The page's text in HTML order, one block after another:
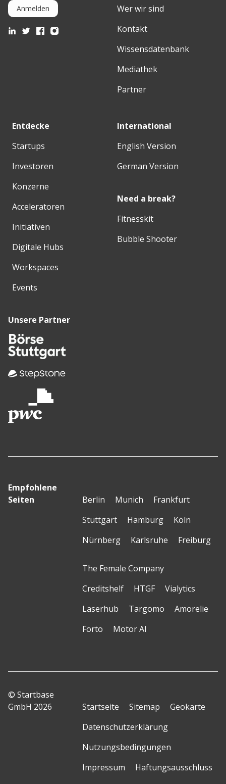
Anmelden
Wer wir sind
Kontakt
Wissensdatenbank
Mediathek
Partner
Entdecke
Startups
Investoren
Konzerne
Acceleratoren
Initiativen
Digitale Hubs
Workspaces
Events
International
English Version
German Version
Need a break?
Fitnesskit
Bubble Shooter
Unsere Partner
Empfohlene
Seiten
Berlin Munich
Frankfurt
Stuttgart
Hamburg
Köln
Nürnberg
Karlsruhe Freiburg
The Female Company
Creditshelf
HTGF
Vialytics
Laserhub
Targomo
Amorelie
Forto
Motor AI
© Startbase
GmbH 2026
Startseite Sitemap
Geokarte
Datenschutzerklärung
Nutzungsbedingungen
Impressum
Haftungsausschluss